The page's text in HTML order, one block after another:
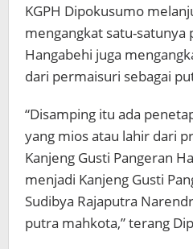
KGPH Dipokusumo
mengangkat satu-satunya
Hangabehi juga
dari permaisuri sebagai
“Disamping itu ada
yang mios atau lahir dari
Kanjeng Gusti Pangeran
menjadi Kanjeng Gusti
Sudibya Rajaputra
putra mahkota,” terang